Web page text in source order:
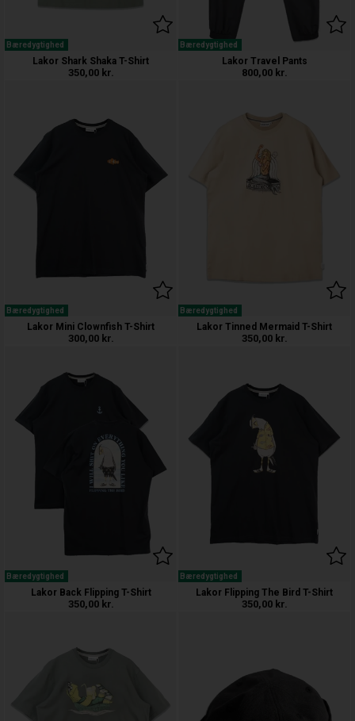
Bæredygtighed
Lakor Shark Shaka T-Shirt
350,00 kr.
Bæredygtighed
Lakor Travel Pants
800,00 kr.
Bæredygtighed
Lakor Mini Clownfish T-Shirt
300,00 kr.
Bæredygtighed
Lakor Tinned Mermaid T-Shirt
350,00 kr.
Bæredygtighed
Lakor Back Flipping T-Shirt
350,00 kr.
Bæredygtighed
Lakor Flipping The Bird T-Shirt
350,00 kr.